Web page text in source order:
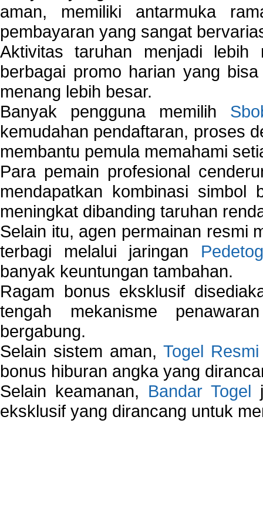
aman, memiliki antarmuka
pembayaran yang sangat
Aktivitas taruhan menjadi
berbagai promo harian yang
menang lebih besar.
Banyak pengguna memilih
kemudahan pendaftaran, proses
membantu pemula memahami
Para pemain profesional
mendapatkan kombinasi
meningkat dibanding taruhan
Selain itu, agen permainan resmi
terbagi melalui jaringan
banyak keuntungan tambahan.
Ragam bonus eksklusif
tengah mekanisme
bergabung.
Selain sistem aman, Togel Resmi
bonus hiburan angka yang
Selain keamanan, Bandar Togel
eksklusif yang dirancang untuk